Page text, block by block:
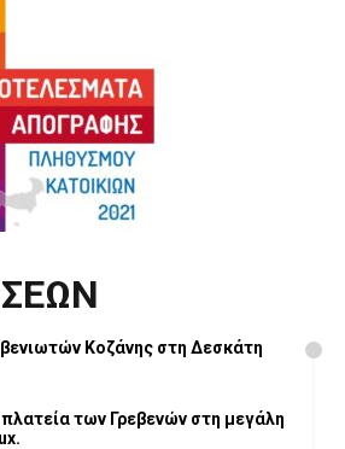
Κοζάνης στη Δεσκάτη
πλατεία των Γρεβενών στη μεγάλη